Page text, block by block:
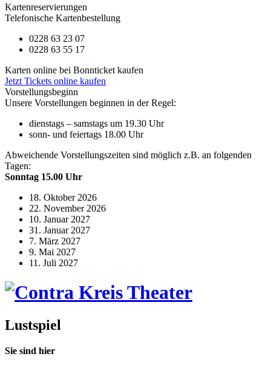
Kartenreservierungen
Telefonische Kartenbestellung
0228 63 23 07
0228 63 55 17
Karten online bei Bonnticket kaufen
Jetzt Tickets online kaufen
Vorstellungsbeginn
Unsere Vorstellungen beginnen in der Regel:
dienstags – samstags um 19.30 Uhr
sonn- und feiertags 18.00 Uhr
Abweichende Vorstellungszeiten sind möglich z.B. an folgenden
Tagen:
Sonntag 15.00 Uhr
18. Oktober 2026
22. November 2026
10. Januar 2027
31. Januar 2027
7. März 2027
9. Mai 2027
11. Juli 2027
Lustspiel
Sie sind hier